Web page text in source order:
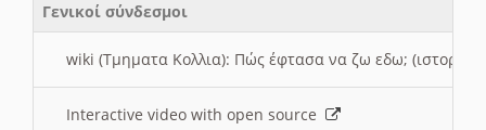
Γενικοί σύνδεσμοι
wiki (Τμηματα Κολλια): Πώς έφτασα να ζω εδω; (ιστορια)
Interactive video with open source